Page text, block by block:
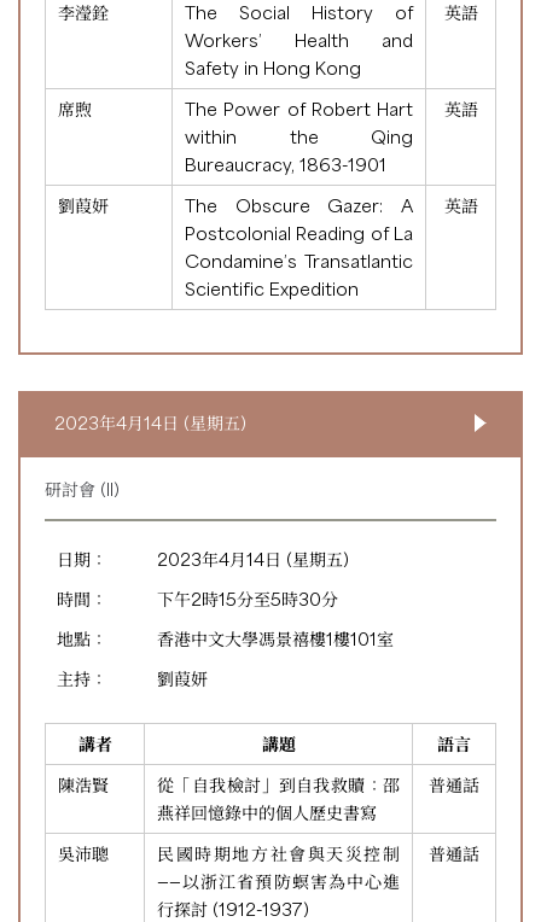
李瀅銓
The Social History of
Workers’ Health and
Safety in Hong Kong
英語
席煦
The Power of Robert Hart
within the Qing
Bureaucracy, 1863-1901
英語
劉葭妍
The Obscure Gazer: A
Postcolonial Reading of La
Condamine’s Transatlantic
Scientific Expedition
英語
2023年4月14日 (星期五)
研討會 (II)
日期：
2023年4月14日 (星期五)
時間：
下午2時15分至5時30分
地點：
香港中文大學馮景禧樓1樓101室
主持：
劉葭妍
講者 講題
語言
陳浩賢
從「自我檢討」到自我救贖：邵
燕祥回憶錄中的個人歷史書寫
普通話
吳沛聰
民國時期地方社會與天災控制
——以浙江省預防螟害為中心進
行探討 (1912-1937)
普通話